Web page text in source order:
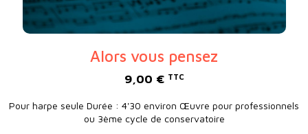
Alors vous pensez
9,00 € TTC
Pour harpe seule Durée : 4'30 environ Œuvre pour professionnels
ou 3ème cycle de conservatoire